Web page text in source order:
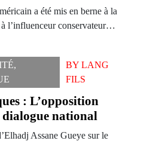
a été mis en berne à la
l’influenceur conservateur…
,
BYLANG
FILS
: L’opposition
national
Assane Gueye sur le